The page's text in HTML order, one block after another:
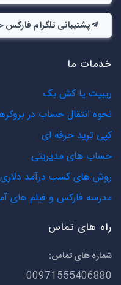
پشتیبانی تلگرام فارکس
خدمات ما
ریبیت یا کش بک
نحوه انتقال حساب در
کپی ترید حرفه ای
حساب های مدیریتی
روش های کسب درآمد دلاری
مدرسه فارکس و فیلم های
راه های تماس
شماره های تماس:
00971555406880